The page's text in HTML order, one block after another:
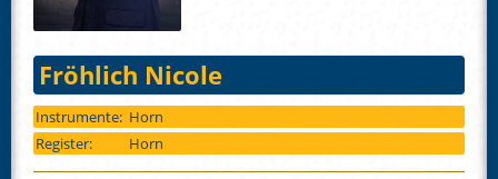
Fröhlich Nicole
Instrumente: Horn
Register:
Horn